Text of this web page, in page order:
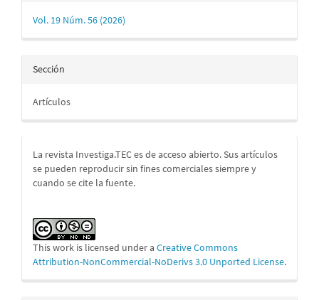
Vol. 19 Núm. 56 (2026)
Sección
Artículos
La revista Investiga.TEC es de acceso abierto. Sus artículos
se pueden reproducir sin fines comerciales siempre y
cuando se cite la fuente.
This work is licensed under a Creative Commons
Attribution-NonCommercial-NoDerivs 3.0 Unported License.